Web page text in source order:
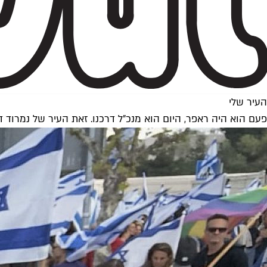
העיר שלי
פעם הוא היה ראפר, היום הוא מנכ"ל דרכנו. זאת העיר של נמרוד